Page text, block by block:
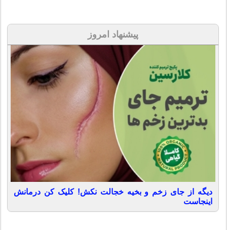
پیشنهاد امروز
دیگه از جای زخم و بخیه خجالت نکش! کلیک کن درمانش
اینجاست